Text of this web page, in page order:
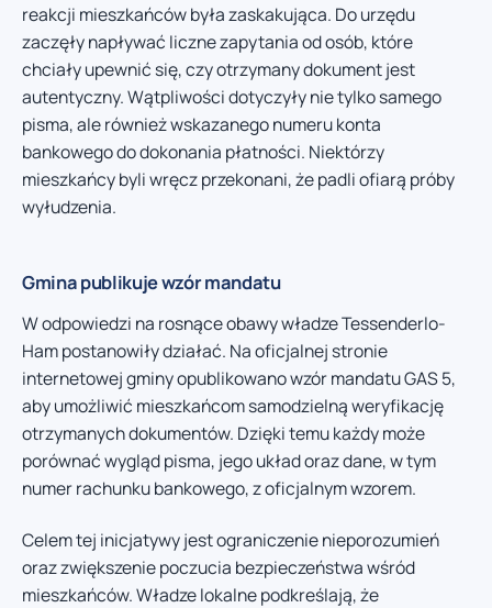
reakcji mieszkańców była zaskakująca. Do urzędu
zaczęły napływać liczne zapytania od osób, które
chciały upewnić się, czy otrzymany dokument jest
autentyczny. Wątpliwości dotyczyły nie tylko samego
pisma, ale również wskazanego numeru konta
bankowego do dokonania płatności. Niektórzy
mieszkańcy byli wręcz przekonani, że padli ofiarą próby
wyłudzenia.
Gmina publikuje wzór mandatu
W odpowiedzi na rosnące obawy władze Tessenderlo-
Ham postanowiły działać. Na oficjalnej stronie
internetowej gminy opublikowano wzór mandatu GAS 5,
aby umożliwić mieszkańcom samodzielną weryfikację
otrzymanych dokumentów. Dzięki temu każdy może
porównać wygląd pisma, jego układ oraz dane, w tym
numer rachunku bankowego, z oficjalnym wzorem.
Celem tej inicjatywy jest ograniczenie nieporozumień
oraz zwiększenie poczucia bezpieczeństwa wśród
mieszkańców. Władze lokalne podkreślają, że